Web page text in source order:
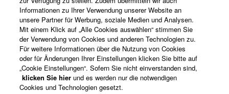
Österreich - German
Business
Informationen zu Ihrer Verwendung unserer Website an
unsere Partner für Werbung, soziale Medien und Analysen.
Mit einem Klick auf „Alle Cookies auswählen“ stimmen Sie
der Verwendung von Cookies und anderen Technologien zu.
Für weitere Informationen über die Nutzung von Cookies
oder für Änderungen Ihrer Einstellungen klicken Sie bitte auf
„Cookie Einstellungen“. Sofern Sie nicht einverstanden sind,
klicken Sie hier und es werden nur die notwendigen
Cookies und Technologien gesetzt.